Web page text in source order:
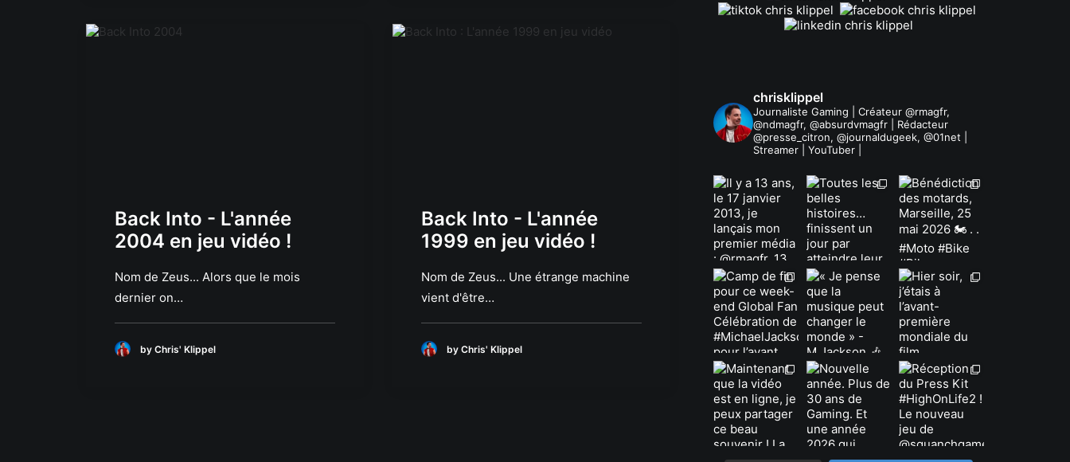
Back Into - L'année
2004 en jeu vidéo !
Nom de Zeus... Alors que le mois
dernier on…
by Chris' Klippel
Back Into - L'année
1999 en jeu vidéo !
Nom de Zeus... Une étrange machine
vient d'être…
by Chris' Klippel
chrisklippel
Journaliste Gaming | Créateur @rmagfr,
@ndmagfr, @absurdvmagfr | Rédacteur
@presse_citron, @journaldugeek, @01net |
Streamer | YouTuber |